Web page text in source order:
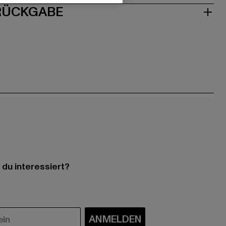
interessiert?
ANMELDEN